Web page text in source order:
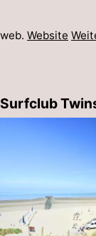
web. Website
Surfclub